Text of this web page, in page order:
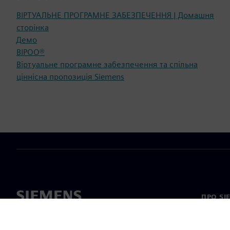
ВІРТУАЛЬНЕ ПРОГРАМНЕ ЗАБЕЗПЕЧЕННЯ | Домашня
сторінка
Демо
ВІРОО®
Віртуальне програмне забезпечення та спільна
ціннісна пропозиція Siemens
ПРО